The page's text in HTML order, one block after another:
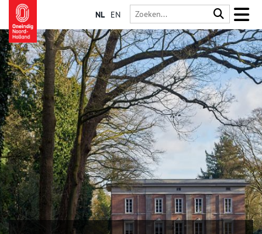
NL EN